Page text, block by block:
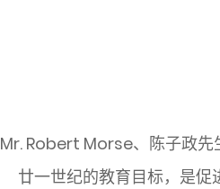
Mr. Robert Morse、陈子政先
廿一世纪的教育目标，是